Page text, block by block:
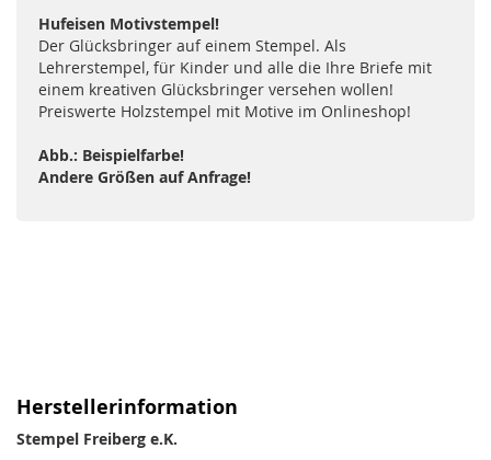
Hufeisen Motivstempel!
Der Glücksbringer auf einem Stempel. Als
Lehrerstempel, für Kinder und alle die Ihre Briefe mit
einem kreativen Glücksbringer versehen wollen!
Preiswerte Holzstempel mit Motive im Onlineshop!
Abb.: Beispielfarbe!
Andere Größen auf Anfrage!
Herstellerinformation
Stempel Freiberg e.K.